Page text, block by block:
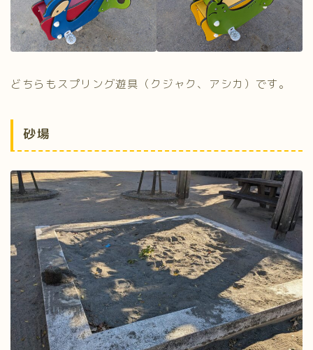
どちらもスプリング遊具（クジャク、アシカ）です。
砂場